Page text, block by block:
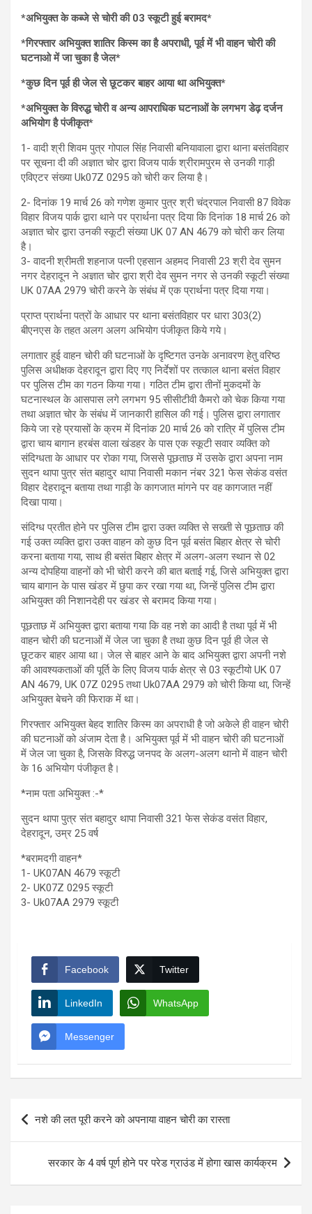
*अभियुक्त के कब्जे से चोरी की 03 स्कूटी हुई बरामद*
*गिरफ्तार अभियुक्त शातिर किस्म का है अपराधी, पूर्व में भी वाहन चोरी की
घटनाओ में जा चुका है जेल*
*कुछ दिन पूर्व ही जेल से छूटकर बाहर आया था अभियुक्त*
*अभियुक्त के विरुद्ध चोरी व अन्य आपराधिक घटनाओं के लगभग डेढ़ दर्जन
अभियोग है पंजीकृत*
1- वादी श्री शिवम पुत्र गोपाल सिंह निवासी बनियावाला द्वारा थाना बसंतविहार
पर सूचना दी की अज्ञात चोर द्वारा विजय पार्क श्रीरामपुरम से उनकी गाड़ी
एविएटर संख्या Uk07Z 0295 को चोरी कर लिया है।
2- दिनांक 19 मार्च 26 को गणेश कुमार पुत्र श्री चंद्रपाल निवासी 87 विवेक
विहार विजय पार्क द्वारा थाने पर प्रार्थना पत्र दिया कि दिनांक 18 मार्च 26 को
अज्ञात चोर द्वारा उनकी स्कूटी संख्या UK 07 AN 4679 को चोरी कर लिया
है।
3- वादनी श्रीमती शहनाज पत्नी एहसान अहमद निवासी 23 श्री देव सुमन
नगर देहरादून ने अज्ञात चोर द्वारा श्री देव सुमन नगर से उनकी स्कूटी संख्या
UK 07AA 2979 चोरी करने के संबंध में एक प्रार्थना पत्र दिया गया।
प्राप्त प्रार्थना पत्रों के आधार पर थाना बसंतविहार पर धारा 303(2)
बीएनएस के तहत अलग अलग अभियोग पंजीकृत किये गये।
लगातार हुई वाहन चोरी की घटनाओं के दृष्टिगत उनके अनावरण हेतु वरिष्ठ
पुलिस अधीक्षक देहरादून द्वारा दिए गए निर्देशों पर तत्काल थाना बसंत विहार
पर पुलिस टीम का गठन किया गया। गठित टीम द्वारा तीनों मुकदमों के
घटनास्थल के आसपास लगे लगभग 95 सीसीटीवी कैमरो को चेक किया गया
तथा अज्ञात चोर के संबंध में जानकारी हासिल की गई। पुलिस द्वारा लगातार
किये जा रहे प्रयासों के क्रम में दिनांक 20 मार्च 26 को रात्रि में पुलिस टीम
द्वारा चाय बागान हरबंस वाला खंडहर के पास एक स्कूटी सवार व्यक्ति को
संदिग्धता के आधार पर रोका गया, जिससे पूछताछ में उसके द्वारा अपना नाम
सुदन थापा पुत्र संत बहादुर थापा निवासी मकान नंबर 321 फेस सेकंड वसंत
विहार देहरादून बताया तथा गाड़ी के कागजात मांगने पर वह कागजात नहीं
दिखा पाया।
संदिग्ध प्रतीत होने पर पुलिस टीम द्वारा उक्त व्यक्ति से सख्ती से पूछताछ की
गई उक्त व्यक्ति द्वारा उक्त वाहन को कुछ दिन पूर्व बसंत बिहार क्षेत्र से चोरी
करना बताया गया, साथ ही बसंत बिहार क्षेत्र में अलग-अलग स्थान से 02
अन्य दोपहिया वाहनों को भी चोरी करने की बात बताई गई, जिसे अभियुक्त द्वारा
चाय बागान के पास खंडर में छुपा कर रखा गया था, जिन्हें पुलिस टीम द्वारा
अभियुक्त की निशानदेही पर खंडर से बरामद किया गया।
पूछताछ में अभियुक्त द्वारा बताया गया कि वह नशे का आदी है तथा पूर्व में भी
वाहन चोरी की घटनाओं में जेल जा चुका है तथा कुछ दिन पूर्व ही जेल से
छूटकर बाहर आया था। जेल से बाहर आने के बाद अभियुक्त द्वारा अपनी नशे
की आवश्यकताओं की पूर्ति के लिए विजय पार्क क्षेत्र से 03 स्कूटीयो UK 07
AN 4679, UK 07Z 0295 तथा Uk07AA 2979 को चोरी किया था, जिन्हें
अभियुक्त बेचने की फिराक में था।
गिरफ्तार अभियुक्त बेहद शातिर किस्म का अपराधी है जो अकेले ही वाहन चोरी
की घटनाओं को अंजाम देता है। अभियुक्त पूर्व में भी वाहन चोरी की घटनाओं
में जेल जा चुका है, जिसके विरुद्ध जनपद के अलग-अलग थानो में वाहन चोरी
के 16 अभियोग पंजीकृत है।
*नाम पता अभियुक्त :-*
सुदन थापा पुत्र संत बहादुर थापा निवासी 321 फेस सेकंड वसंत विहार,
देहरादून, उम्र 25 वर्ष
*बरामदगी वाहन*
1- UK07AN 4679 स्कूटी
2- UK07Z 0295 स्कूटी
3- Uk07AA 2979 स्कूटी
Facebook Twitter
LinkedIn WhatsApp
Messenger
Post
navigation
नशे की लत पूरी करने को अपनाया वाहन चोरी का रास्ता
सरकार के 4 वर्ष पूर्ण होने पर परेड ग्राउंड में होगा खास कार्यक्रम